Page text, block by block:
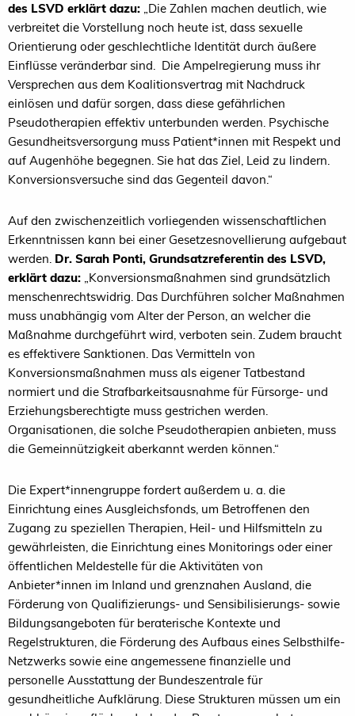
des LSVD erklärt dazu: „Die Zahlen machen deutlich, wie
verbreitet die Vorstellung noch heute ist, dass sexuelle
Orientierung oder geschlechtliche Identität durch äußere
Einflüsse veränderbar sind. Die Ampelregierung muss ihr
Versprechen aus dem Koalitionsvertrag mit Nachdruck
einlösen und dafür sorgen, dass diese gefährlichen
Pseudotherapien effektiv unterbunden werden. Psychische
Gesundheitsversorgung muss Patient*innen mit Respekt und
auf Augenhöhe begegnen. Sie hat das Ziel, Leid zu lindern.
Konversionsversuche sind das Gegenteil davon.“
Auf den zwischenzeitlich vorliegenden wissenschaftlichen
Erkenntnissen kann bei einer Gesetzesnovellierung aufgebaut
werden. Dr. Sarah Ponti, Grundsatzreferentin des LSVD,
erklärt dazu: „Konversionsmaßnahmen sind grundsätzlich
menschenrechtswidrig. Das Durchführen solcher Maßnahmen
muss unabhängig vom Alter der Person, an welcher die
Maßnahme durchgeführt wird, verboten sein. Zudem braucht
es effektivere Sanktionen. Das Vermitteln von
Konversionsmaßnahmen muss als eigener Tatbestand
normiert und die Strafbarkeitsausnahme für Fürsorge- und
Erziehungsberechtigte muss gestrichen werden.
Organisationen, die solche Pseudotherapien anbieten, muss
die Gemeinnützigkeit aberkannt werden können.“
Die Expert*innengruppe fordert außerdem u. a. die
Einrichtung eines Ausgleichsfonds, um Betroffenen den
Zugang zu speziellen Therapien, Heil- und Hilfsmitteln zu
gewährleisten, die Einrichtung eines Monitorings oder einer
öffentlichen Meldestelle für die Aktivitäten von
Anbieter*innen im Inland und grenznahen Ausland, die
Förderung von Qualifizierungs- und Sensibilisierungs- sowie
Bildungsangeboten für beraterische Kontexte und
Regelstrukturen, die Förderung des Aufbaus eines Selbsthilfe-
Netzwerks sowie eine angemessene finanzielle und
personelle Ausstattung der Bundeszentrale für
gesundheitliche Aufklärung. Diese Strukturen müssen um ein